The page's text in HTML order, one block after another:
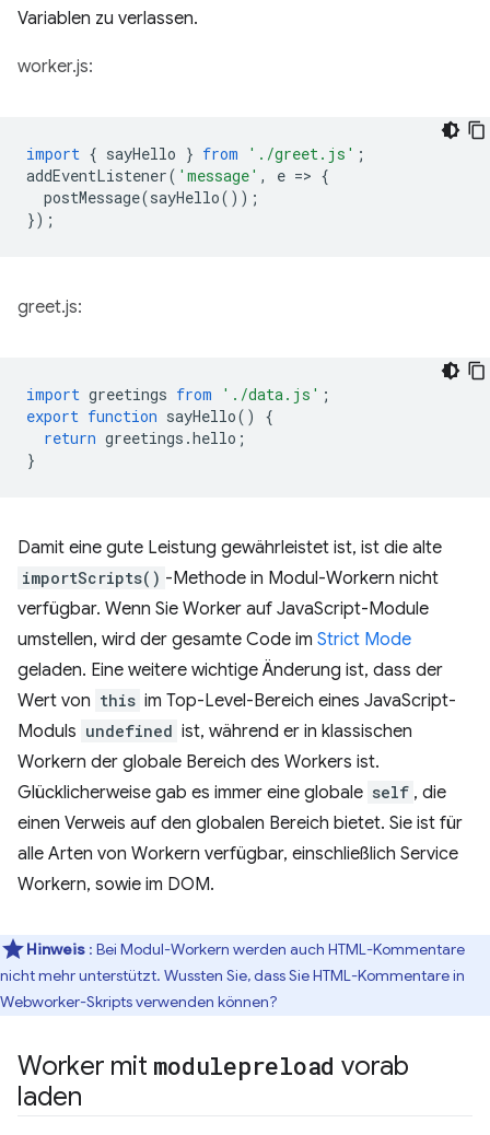
Variablen zu verlassen.
worker.js:
import { sayHello } from './greet.js' ;
addEventListener( 'message' , e => {
postMessage(sayHello());
});
greet.js:
import greetings from './data.js' ;
export function sayHello()
{
return greetings .hello ;
}
Damit eine gute Leistung gewährleistet ist, ist die alte
importScripts() -Methode in Modul-Workern nicht
verfügbar. Wenn Sie Worker auf JavaScript-Module
umstellen, wird der gesamte Code im Strict Mode
geladen. Eine weitere wichtige Änderung ist, dass der
Wert von this im Top-Level-Bereich eines JavaScript-
Moduls undefined ist, während er in klassischen
Workern der globale Bereich des Workers ist.
Glücklicherweise gab es immer eine globale self , die
einen Verweis auf den globalen Bereich bietet. Sie ist für
alle Arten von Workern verfügbar, einschließlich Service
Workern, sowie im DOM.
Hinweis : Bei Modul-Workern werden auch HTML-Kommentare
nicht mehr unterstützt. Wussten Sie, dass Sie HTML-Kommentare in
Webworker-Skripts verwenden können?
Worker mit modulepreload vorab
laden